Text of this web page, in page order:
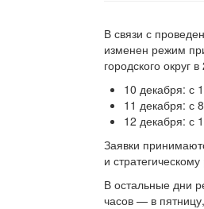
В связи с
изменен режим
городского округ
10 декабря: с
11 декабря: с
12 декабря: с
Заявки
и
В остальные дни
часов — в